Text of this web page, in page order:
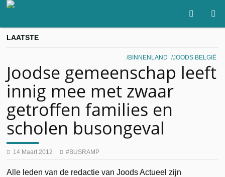
LAATSTE
BINNENLAND JOODS BELGIË
Joodse gemeenschap leeft
innig mee met zwaar
getroffen families en
scholen busongeval
14 Maart 2012 BUSRAMP
Alle leden van de redactie van Joods Actueel zijn